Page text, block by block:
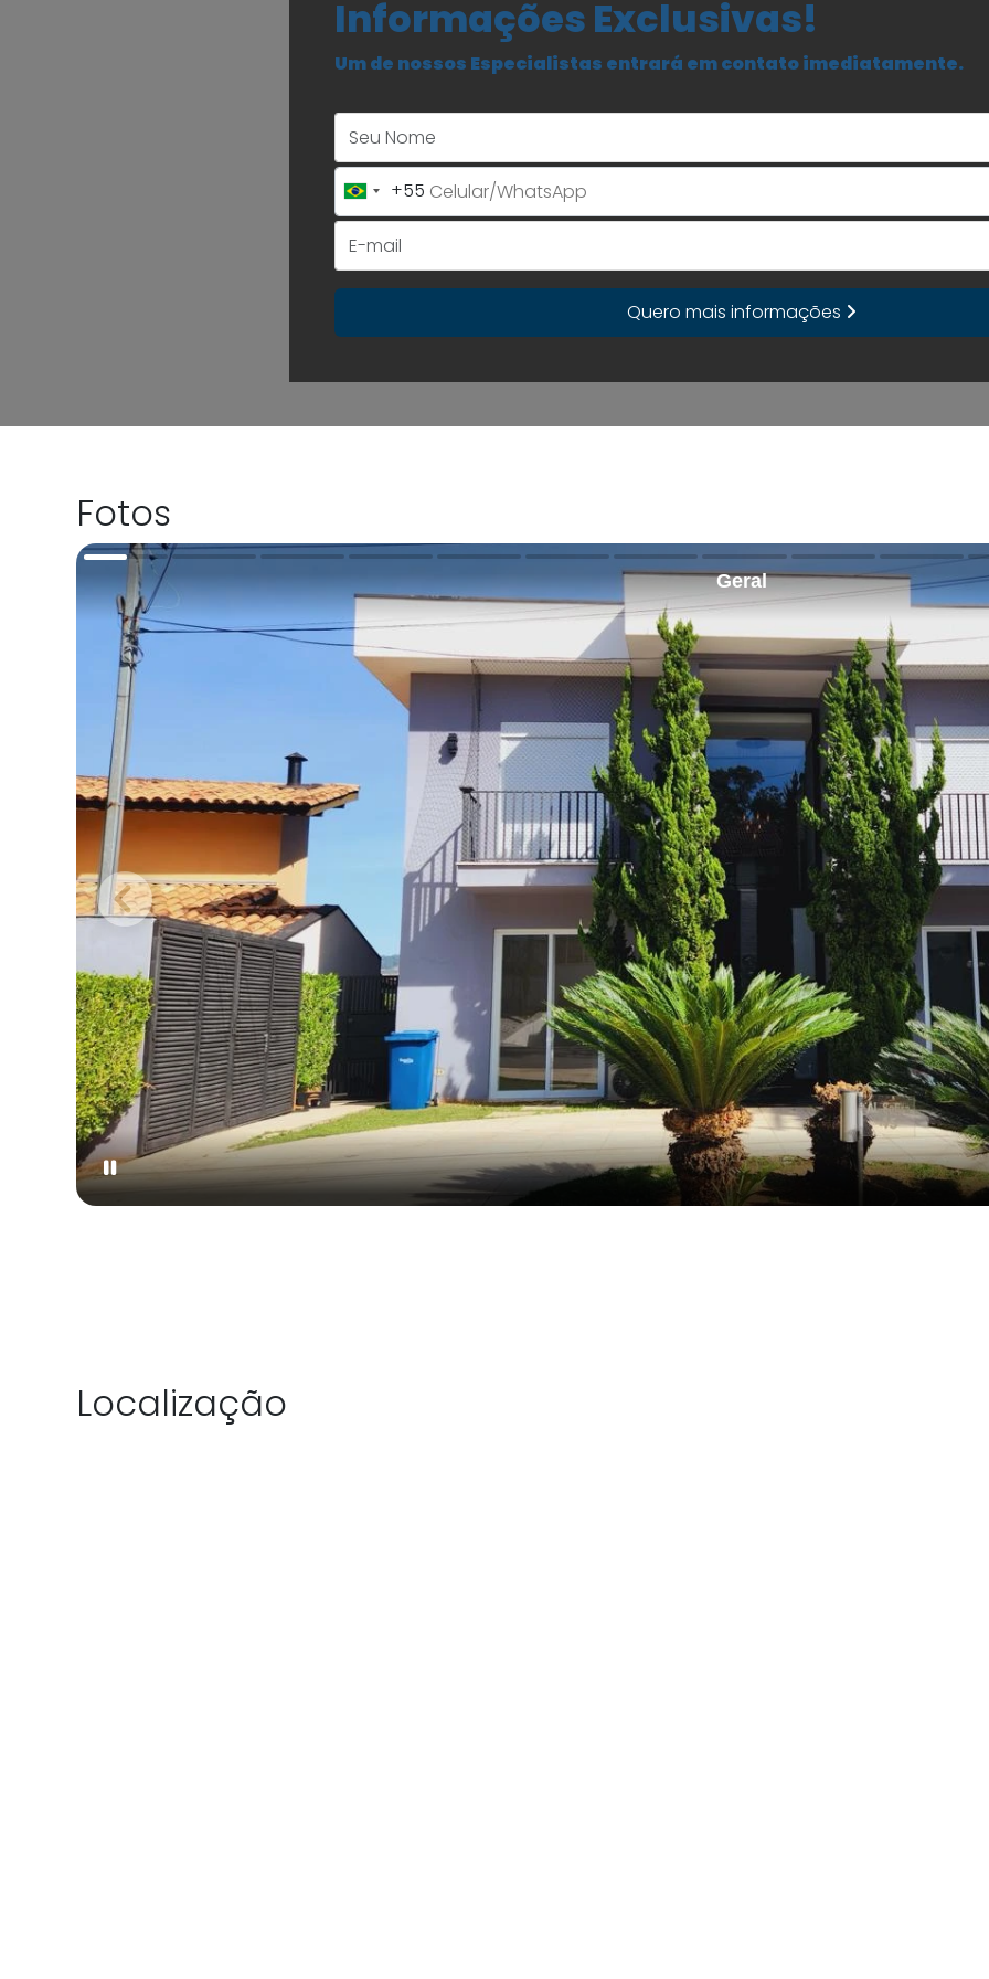
Informações Exclusivas!
Um de nossos Especialistas entrará em contato imediatamente.
Brazil
+55
+55
Quero mais informações
Fotos
Geral
Localização